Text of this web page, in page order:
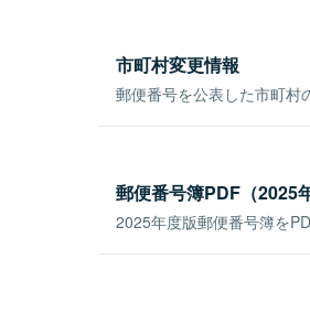
市町村変更情報
郵便番号を公表した市町村
郵便番号簿PDF（2025
2025年度版郵便番号簿を